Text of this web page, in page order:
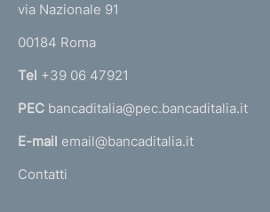
r
n
a
l
'
via Nazionale 91
00184 Roma
Tel +39 06 47921
PEC bancaditalia@pec.bancaditalia.it
E-mail email@bancaditalia.it
Contatti